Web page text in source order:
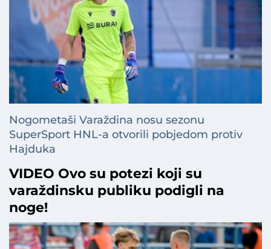
Nogometaši Varaždina nosu sezonu
SuperSport HNL-a otvorili pobjedom protiv
Hajduka
VIDEO Ovo su potezi koji su
varaždinsku publiku podigli na
noge!